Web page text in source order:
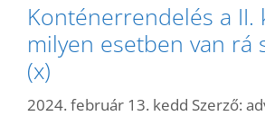
Konténerrendelés a II.
milyen esetben van rá
(x)
2024. február 13. kedd Szerző: